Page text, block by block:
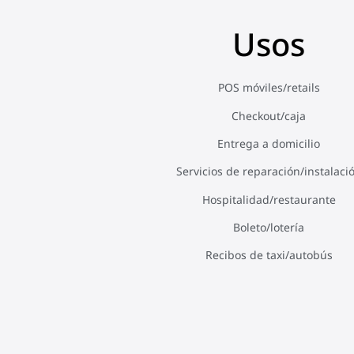
Usos
POS móviles/retails
Checkout/caja
Entrega a domicilio
Servicios de reparación/
Hospitalidad/restaurante
Boleto/lotería
Recibos de taxi/autobús